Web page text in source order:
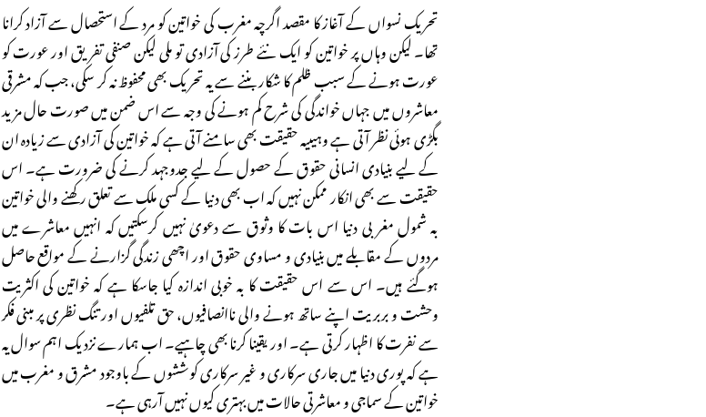
تحریک نسواں کے آغاز کا مقصد اگرچہ مغرب کی خواتین کو مرد کے استحصال سے آزاد کرانا
تھا۔ لیکن وہاں پر خواتین کو ایک نئے طرز کی آزادی تو ملی لیکن صنفی تفریق اور عورت کو
عورت ہونے کے سبب ظلم کا شکار بننے سے یہ تحریک بھی محفوظ نہ کر سکی، جب کہ مشرقی
معاشروں میں جہاں خواندگی کی شرح کم ہونے کی وجہ سے اس ضمن میں صورت حال مزید
بگڑی ہوئی نظر آتی ہے وہیںیہ حقیقت بھی سامنے آتی ہے کہ خواتین کی آزادی سے زیادہ ان
کے لیے بنیادی انسانی حقوق کے حصول کے لیے جدوجہد کرنے کی ضرورت ہے۔ اس
حقیقت سے بھی انکار ممکن نہیں کہ اب بھی دنیا کے کسی ملک سے تعلق رکھنے والی خواتین
بہ شمول مغربی دنیا اس بات کا وثوق سے دعویٰ نہیں کرسکتیں کہ انہیں معاشرے میں
مردوں کے مقابلے میں بنیادی و مساوی حقوق اور اچھی زندگی گزارنے کے مواقع حاصل
ہوگئے ہیں۔ اس سے اس حقیقت کا بہ خوبی اندازہ کیا جاسکا ہے کہ خواتین کی اکثریت
وحشت و بربریت اپنے ساتھ ہونے والی ناانصافیوں، حق تلفیوں اور تنگ نظری پر مبنی فکر
سے نفرت کا اظہار کرتی ہے۔ اور یقینا کرنا بھی چاہیے۔ اب ہمارے نزدیک اہم سوال یہ
ہے کہ پوری دنیا میں جاری سرکاری و غیر سرکاری کوششوں کے باوجود مشرق و مغرب میں
خواتین کے سماجی و معاشرتی حالات میں بہتری کیوں نہیں آرہی ہے۔